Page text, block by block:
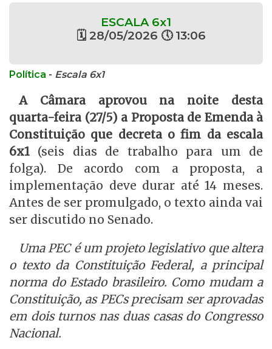
ESCALA 6x1
🗓 28/05/2026 🕔 13:06
Política - Escala 6x1
A Câmara aprovou na noite desta
quarta-feira (27/5) a Proposta de Emenda à
Constituição que decreta o fim da escala
6x1 (seis dias de trabalho para um de
folga). De acordo com a proposta, a
implementação deve durar até 14 meses.
Antes de ser promulgado, o texto ainda vai
ser discutido no Senado.
Uma PEC é um projeto legislativo que altera
o texto da Constituição Federal, a principal
norma do Estado brasileiro. Como mudam a
Constituição, as PECs precisam ser aprovadas
em dois turnos nas duas casas do Congresso
Nacional.